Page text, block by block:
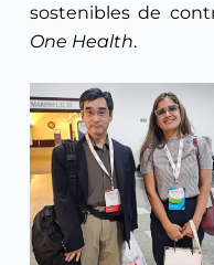
sostenibles de
One Health.